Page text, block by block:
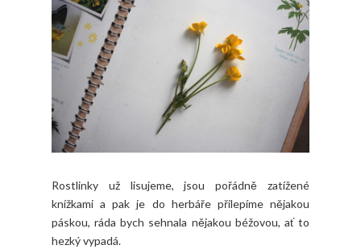
Rostlinky už lisujeme, jsou pořádně zatížené
knížkami a pak je do herbáře přilepíme nějakou
páskou, ráda bych sehnala nějakou béžovou, ať to
hezký vypadá.